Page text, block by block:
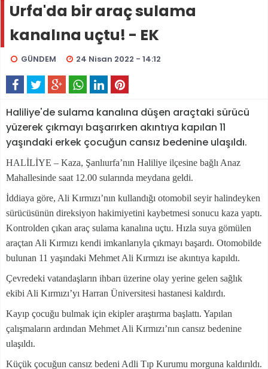
Urfa'da bir araç sulama
kanalına uçtu! - EK
GÜNDEM 24 Nisan 2022 - 14:12
Haliliye'de sulama kanalına düşen araçtaki sürücü
yüzerek çıkmayı başarırken akıntıya kapılan 11
yaşındaki erkek çocuğun cansız bedenine ulaşıldı.
HALİLİYE – Kaza, Şanlıurfa’nın Haliliye ilçesine bağlı Anaz
Mahallesinde saat 12.00 sularında meydana geldi.
İddiaya göre, Ali Kırmızı’nın kullandığı otomobil seyir halindeyken
sürücüsünün direksiyon hakimiyetini kaybetmesi sonucu kaza yaptı.
Kontrolden çıkan araç sulama kanalına uçtu. Hızla suya gömülen
araçtan Ali Kırmızı kendi imkanlarıyla çıkmayı başardı. Otomobilde
bulunan 11 yaşındaki Mehmet Ali Kırmızı ise akıntıya kapıldı.
Çevredeki vatandaşların ihbarı üzerine olay yerine gelen sağlık
ekibi Ali Kırmızı’yı Harran Üniversitesi hastanesi kaldırdı.
Kayıp çocuğu bulmak için ekipler araştırma başlattı. Yapılan
çalışmaların ardından Mehmet Ali Kırmızı’nın cansız bedenine
ulaşıldı.
Küçük çocuğun cansız bedeni Adli Tıp Kurumu morguna kaldırıldı.